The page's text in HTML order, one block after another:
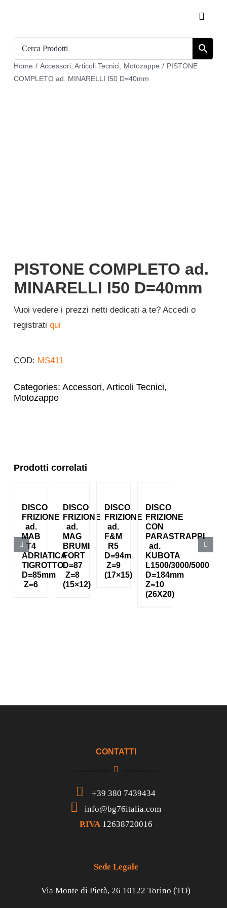
contenuto
Toggle
Home / Accessori, Articoli Tecnici, Motozappe / PISTONE
COMPLETO ad. MINARELLI I50 D=40mm
PISTONE COMPLETO ad.
MINARELLI I50 D=40mm
Vuoi vedere i prezzi netti dedicati a te? Accedi o
registrati qui
COD: MS411
Categories: Accessori, Articoli Tecnici,
Motozappe
Prodotti correlati
DISCO
FRIZIONE
ad.
MAB
T4
ADRIATICA
TIGROTTO
D=85mm
Z=6
DISCO
FRIZIONE
ad.
MAG
BRUMI
FORT
D=87
Z=8
(15×12)
DISCO
FRIZIONE
ad.
F&M
R5
D=94m
Z=9
(17×15)
DISCO
FRIZIONE
CON
PARASTRAPPI
ad.
KUBOTA
L1500/3000/5000
D=184mm
Z=10
(26X20)
CONTATTI
+39 380 7439434
info@bg76italia.com
P.IVA 12638720016
Sede Legale
Via Monte di Pietà, 26 10122 Torino (TO)